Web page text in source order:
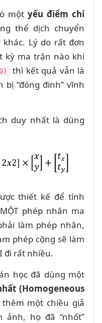
một yếu điểm chí
thể dịch chuyển
Lý do rất đơn
kỳ ma trận nào khi
thì kết quả vẫn là
bị “đóng đinh” vĩnh
duy nhất là dùng
thiết kế để tính
phép nhân ma
làm phép nhân,
phép cộng sẽ làm
đi rất nhiều.
học đã dùng một
(Homogeneous
thêm một chiều giả
ảnh, họ đã “nhốt”